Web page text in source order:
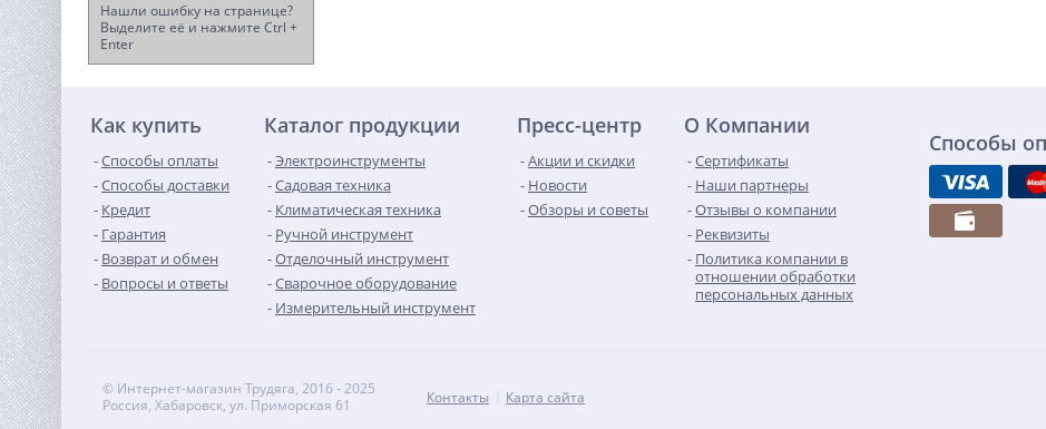
Виброплита TOR C-80T(R)
(Loncin)
Нашли ошибку на странице?
Выделите её и нажмите Ctrl +
Enter
Как купить
Способы оплаты
Способы доставки
Кредит
Гарантия
Возврат и обмен
Вопросы и ответы
Каталог продукции
Электроинструменты
Садовая техника
Климатическая техника
Ручной инструмент
Отделочный инструмент
Сварочное оборудование
Измерительный инструмент
Пресс-центр
Акции и скидки
Новости
Обзоры и советы
О Компании
Сертификаты
Наши партнеры
Отзывы о компании
Реквизиты
Политика компании в
отношении обработки
персональных данных
Способы
© Интернет-магазин Трудяга, 2016 - 2025
Россия, Хабаровск, ул. Приморская 61
Контакты Карта сайта